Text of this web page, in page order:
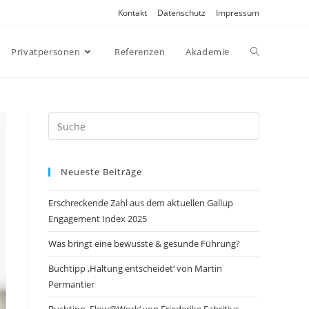
Kontakt Datenschutz Impressum
Privatpersonen Referenzen Akademie
Search
this
Neueste Beiträge
Erschreckende Zahl aus dem aktuellen Gallup
Engagement Index 2025
Was bringt eine bewusste & gesunde Führung?
Buchtipp ‚Haltung entscheidet‘ von Martin
Permantier